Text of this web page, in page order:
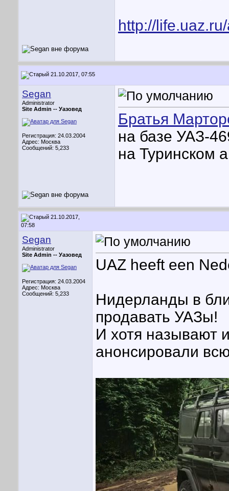
http://
21.10.2017, 07:55
Segan
Administrator
Site Admin -- Уазовед
Регистрация: 24.03.2004
Адрес: Москва
Сообщений: 5,233
Братья
на базе УАЗ-
на Туринском
21.10.2017,
07:58
Segan
Administrator
Site Admin -- Уазовед
Регистрация: 24.03.2004
Адрес: Москва
Сообщений: 5,233
UAZ heeft een
Нидерланды в
продавать УАЗы!
И хотя называют
анонсировали